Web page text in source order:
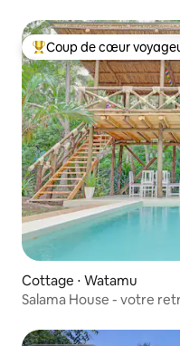
Coups de cœur
Coup de cœur
Cottage ⋅ Watamu
Salama House - votre